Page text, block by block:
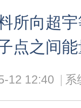
所向超
点之间
12 12:40 系